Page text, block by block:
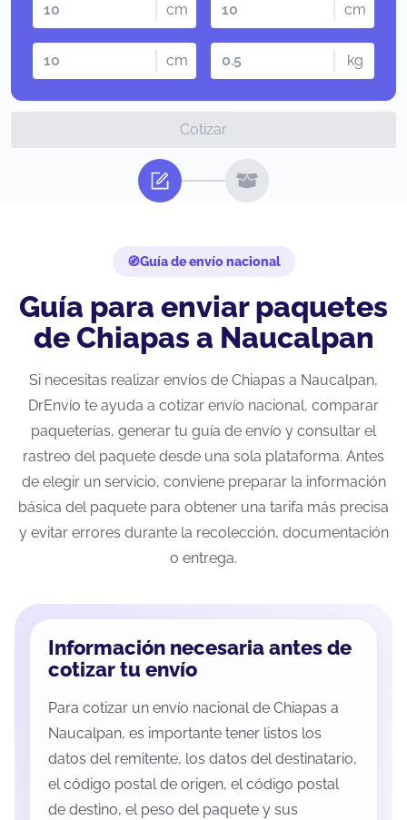
cm cm
cm kg
Cotizar
Guía de envío nacional
Guía para enviar paquetes
de Chiapas a Naucalpan
Si necesitas realizar envíos de Chiapas a Naucalpan,
DrEnvío te ayuda a cotizar envío nacional, comparar
paqueterías, generar tu guía de envío y consultar el
rastreo del paquete desde una sola plataforma. Antes
de elegir un servicio, conviene preparar la información
básica del paquete para obtener una tarifa más precisa
y evitar errores durante la recolección, documentación
o entrega.
Información necesaria antes de
cotizar tu envío
Para cotizar un envío nacional de Chiapas a
Naucalpan, es importante tener listos los
datos del remitente, los datos del destinatario,
el código postal de origen, el código postal
de destino, el peso del paquete y sus